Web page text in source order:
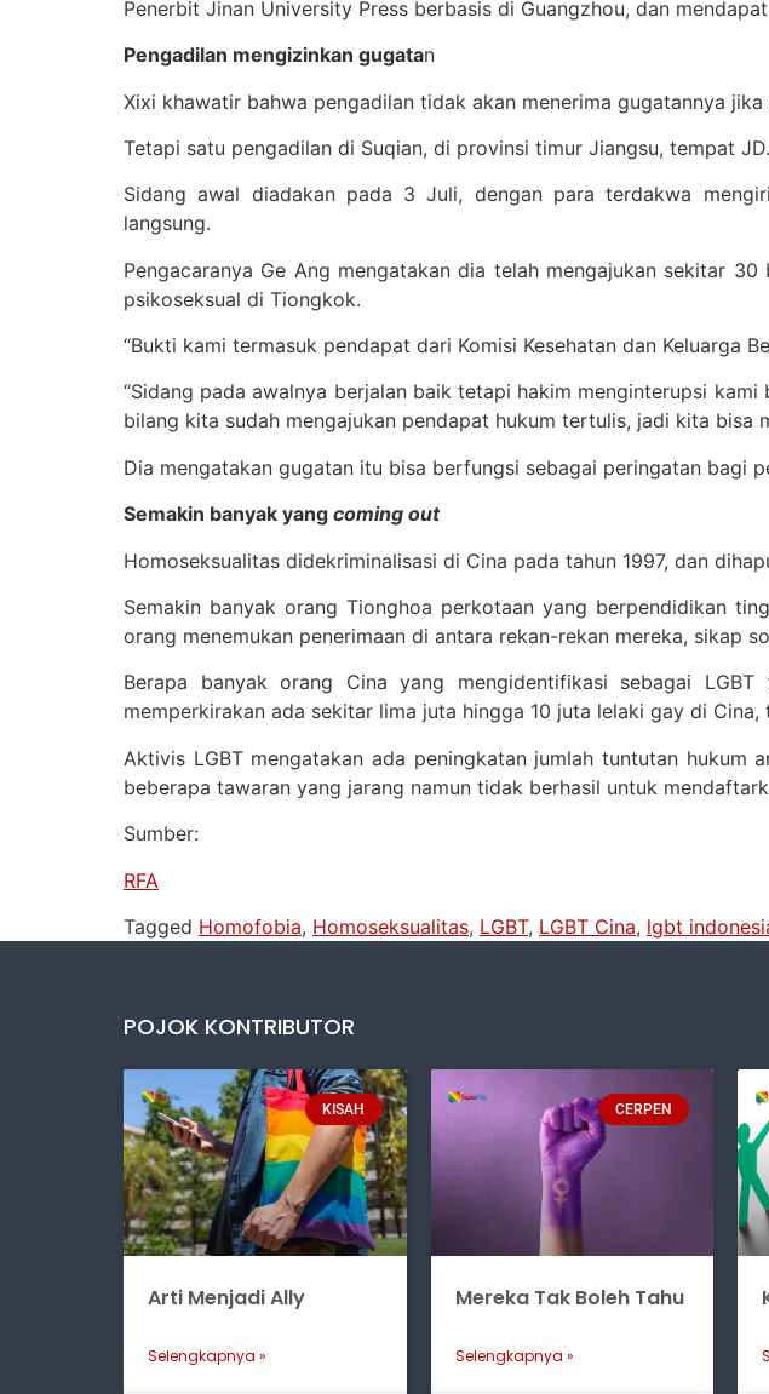
Penerbit Jinan University Press berbasis di Guangzhou, dan
Pengadilan mengizinkan gugatan
Xixi khawatir bahwa pengadilan tidak akan menerima gugatannya
Tetapi satu pengadilan di Suqian, di provinsi timur Jiangsu, tempat
Sidang awal diadakan pada 3 Juli, dengan para terdakwa
langsung.
Pengacaranya Ge Ang mengatakan dia telah mengajukan sekitar
psikoseksual di Tiongkok.
“Bukti kami termasuk pendapat dari Komisi Kesehatan dan Keluarga
“Sidang pada awalnya berjalan baik tetapi hakim menginterupsi
bilang kita sudah mengajukan pendapat hukum tertulis, jadi kita bisa
Dia mengatakan gugatan itu bisa berfungsi sebagai peringatan bagi
Semakin banyak yang coming out
Homoseksualitas didekriminalisasi di Cina pada tahun 1997, dan
Semakin banyak orang Tionghoa perkotaan yang berpendidikan
orang menemukan penerimaan di antara rekan-rekan mereka, sikap
Berapa banyak orang Cina yang mengidentifikasi sebagai
memperkirakan ada sekitar lima juta hingga 10 juta lelaki gay di
Aktivis LGBT mengatakan ada peningkatan jumlah tuntutan
beberapa tawaran yang jarang namun tidak berhasil untuk
Sumber:
RFA
Tagged Homofobia, Homoseksualitas, LGBT, LGBT Cina, lgbt
POJOK KONTRIBUTOR
KISAH
Arti Menjadi Ally
Selengkapnya »
CERPEN
Mereka Tak Boleh Tahu
Selengkapnya »